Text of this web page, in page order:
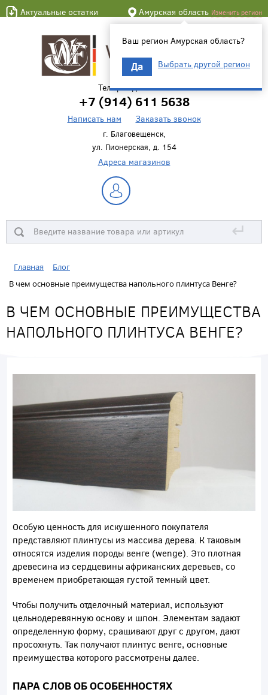
Актуальные остатки Амурская область Изменить регион
Ваш регион Амурская область?
Да Выбрать другой регион
Телефон для связи
+7 (914) 611 5638
Написать нам Заказать звонок
г. Благовещенск,
ул. Пионерская, д. 154
Адреса магазинов
↵
Главная
Блог
В чем основные преимущества напольного плинтуса Венге?
В ЧЕМ ОСНОВНЫЕ ПРЕИМУЩЕСТВА
НАПОЛЬНОГО ПЛИНТУСА ВЕНГЕ?
Особую ценность для искушенного покупателя
представляют плинтусы из массива дерева. К таковым
относятся изделия породы венге (wenge). Это плотная
древесина из сердцевины африканских деревьев, со
временем приобретающая густой темный цвет.
Чтобы получить отделочный материал, используют
цельнодеревянную основу и шпон. Элементам задают
определенную форму, сращивают друг с другом, дают
просохнуть. Так получают плинтус венге, основные
преимущества которого рассмотрены далее.
ПАРА СЛОВ ОБ ОСОБЕННОСТЯХ